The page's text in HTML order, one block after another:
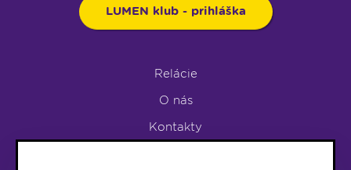
LUMEN klub - prihláška
Relácie
O nás
Kontakty